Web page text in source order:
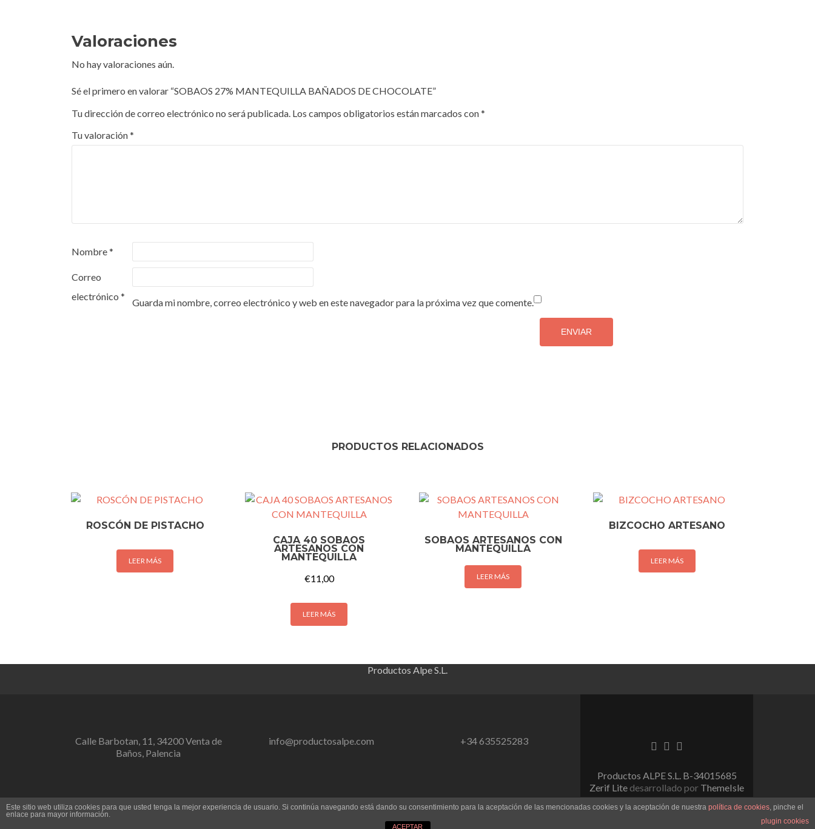
Valoraciones
No hay valoraciones aún.
Sé el primero en valorar “SOBAOS 27% MANTEQUILLA BAÑADOS DE CHOCOLATE”
Tu dirección de correo electrónico no será publicada. Los campos obligatorios están marcados con*
Tu valoración*
Nombre*
Correo
electrónico *
Guarda mi nombre, correo electrónico y web en este navegador para la próxima vez que comente.
PRODUCTOS RELACIONADOS
ROSCÓN DE PISTACHO
LEER MÁS
CAJA 40 SOBAOS
ARTESANOS CON
MANTEQUILLA
€11,00
LEER MÁS
SOBAOS ARTESANOS CON
MANTEQUILLA
LEER MÁS
BIZCOCHO ARTESANO
LEER MÁS
Productos Alpe S.L.
Calle Barbotan, 11, 34200 Venta de
Baños, Palencia
info@productosalpe.com +34 635525283 Enlace de Facebook
Enlace de Linkedin
Enlace de instagram
Productos ALPE S.L. B-34015685
Zerif Lite desarrollado por ThemeIsle
Este sitio web utiliza cookies para que usted tenga la mejor experiencia de usuario. Si continúa navegando está dando su consentimiento para la aceptación de las mencionadas cookies y la aceptación de nuestra política de cookies, pinche el
enlace para mayor información.
plugin cookies
ACEPTAR